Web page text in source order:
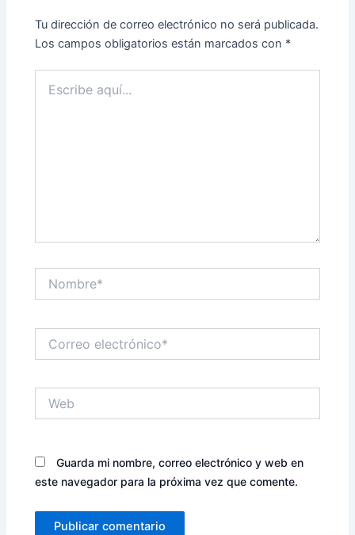
Tu dirección de correo electrónico no será publicada.
Los campos obligatorios están marcados con *
aquí...
electrónico*
Guarda mi nombre, correo electrónico y web en
este navegador para la próxima vez que comente.